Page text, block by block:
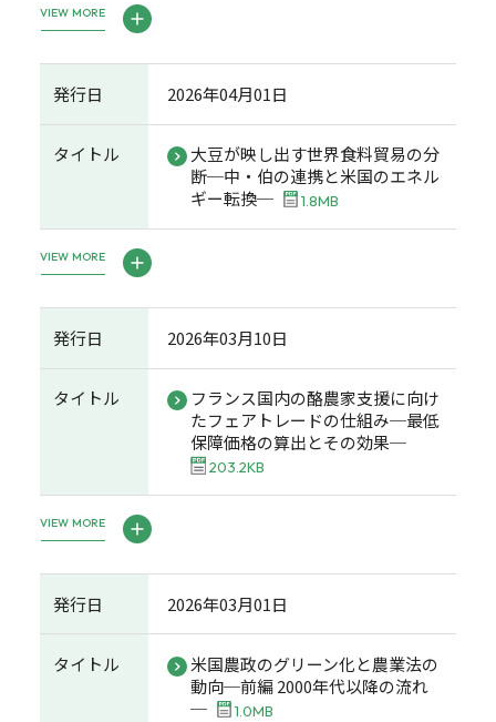
VIEW MORE
発行日 2026年04月01日
タイトル
大豆が映し出す世界食料貿易の分
断─中・伯の連携と米国のエネル
ギー転換─
1.8MB
VIEW MORE
発行日 2026年03月10日
タイトル
フランス国内の酪農家支援に向け
たフェアトレードの仕組み─最低
保障価格の算出とその効果─
203.2KB
VIEW MORE
発行日 2026年03月01日
タイトル
米国農政のグリーン化と農業法の
動向─前編 2000年代以降の流れ
─
1.0MB